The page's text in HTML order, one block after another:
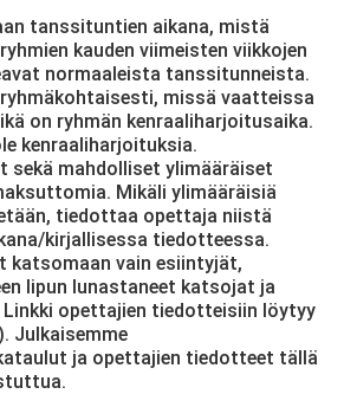
tanssituntien aikana, mistä
kauden viimeisten viikkojen
normaaleista tanssitunneista.
missä vaatteissa
on ryhmän kenraaliharjoitusaika.
kenraaliharjoituksia.
sekä mahdolliset ylimääräiset
Mikäli ylimääräisiä
tiedottaa opettaja niistä
kirjallisessa tiedotteessa.
katsomaan vain esiintyjät,
lipun lunastaneet katsojat ja
opettajien tiedotteisiin löytyy
Julkaisemme
ja opettajien tiedotteet tällä